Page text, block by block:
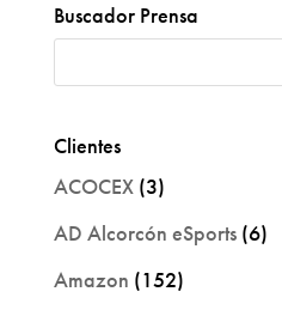
Buscador Prensa
Clientes
ACOCEX(3)
AD Alcorcón eSports(6)
Amazon (152)